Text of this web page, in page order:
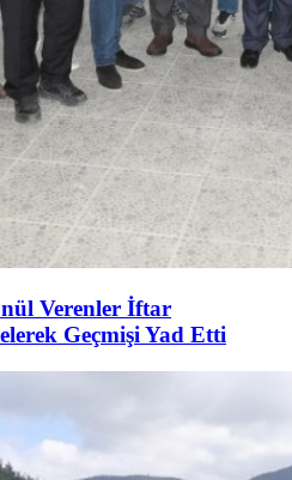
Verenler İftar
Geçmişi Yad Etti